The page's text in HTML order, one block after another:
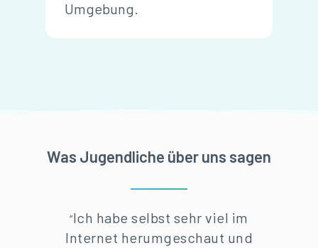
Umgebung.
Was Jugendliche über uns sagen
“Ich habe selbst sehr viel im
Internet herumgeschaut und